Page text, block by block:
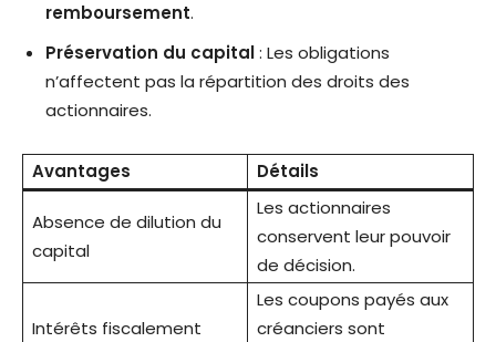
remboursement.
Préservation du capital: Les obligations
n’affectent pas la répartition des droits des
actionnaires.
Avantages Détails
Absence de dilution du
capital
Les actionnaires
conservent leur pouvoir
de décision.
Intérêts fiscalement
Les coupons payés aux
créanciers sont